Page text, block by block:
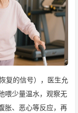
复的信号），医生允
喂少量温水，观察无
胀、恶心等反应，再